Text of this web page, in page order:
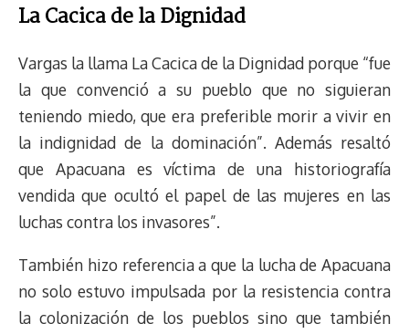
La Cacica de la Dignidad
Vargas la llama La Cacica de la Dignidad porque “fue
la que convenció a su pueblo que no siguieran
teniendo miedo, que era preferible morir a vivir en
la indignidad de la dominación”. Además resaltó
que Apacuana es víctima de una historiografía
vendida que ocultó el papel de las mujeres en las
luchas contra los invasores”.
También hizo referencia a que la lucha de Apacuana
no solo estuvo impulsada por la resistencia contra
la colonización de los pueblos sino que también